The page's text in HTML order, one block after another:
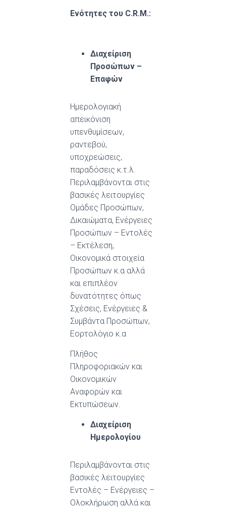
Ενότητες του C.R.M.:
Διαχείριση
Προσώπων –
Επαφών
Ημερολογιακή
απεικόνιση
υπενθυμίσεων,
ραντεβού,
υποχρεώσεις,
παραδόσεις κ.τ.λ.
Περιλαμβάνονται στις
βασικές λειτουργίες
Ομάδες Προσώπων,
Δικαιώματα, Ενέργειες
Προσώπων – Εντολές
– Εκτέλεση,
Οικονομικά στοιχεία
Προσώπων κ.α αλλά
και επιπλέον
δυνατότητες όπως
Σχέσεις, Ενέργειες &
Συμβάντα Προσώπων,
Εορτολόγιο κ.α
Πλήθος
Πληροφοριακών και
Οικονομικών
Αναφορών και
Εκτυπώσεων.
Διαχείριση
Ημερολογίου
Περιλαμβάνονται στις
βασικές λειτουργίες
Εντολές – Ενέργειες –
Ολοκλήρωση αλλά και